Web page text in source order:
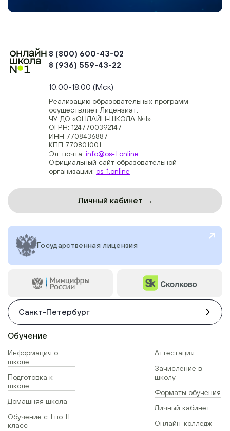
8 (800) 600-43-02
8 (936) 559-43-22
10:00-18:00 (Мск)
Реализацию образовательных программ
осуществляет Лицензиат:
ЧУ ДО «ОНЛАЙН-ШКОЛА №1»
ОГРН: 1247700392147
ИНН 7708436887
КПП 770801001
Эл. почта: info@os-1.online
Официальный сайт образовательной
организации: os-1.online
Личный кабинет →
Государственная лицензия
Санкт-Петербург
Обучение
Информация о
школе
Подготовка к
школе
Домашняя школа
Обучение с 1 по 11
класс
Аттестация
Зачисление в
школу
Форматы обучения
Личный кабинет
Онлайн-колледж